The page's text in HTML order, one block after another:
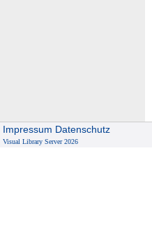
Impressum Datenschutz
Visual Library Server 2026